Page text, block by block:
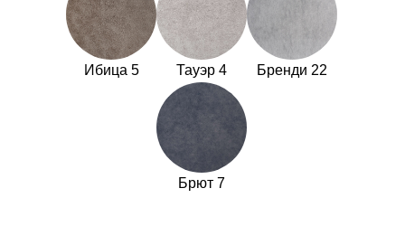
Ибица 5 Тауэр 4 Бренди 22
Брют 7